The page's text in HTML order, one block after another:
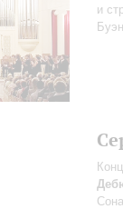
и